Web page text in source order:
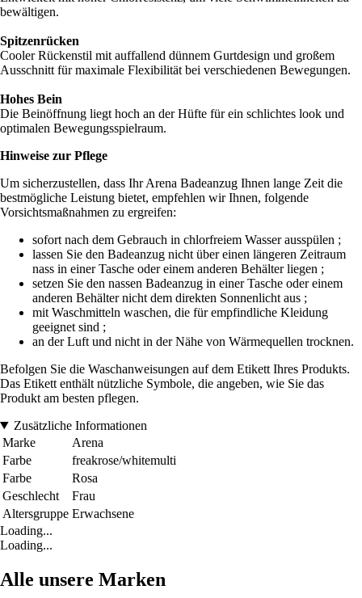
bewältigen.
Spitzenrücken
Cooler Rückenstil mit auffallend dünnem Gurtdesign und großem
Ausschnitt für maximale Flexibilität bei verschiedenen Bewegungen.
Hohes Bein
Die Beinöffnung liegt hoch an der Hüfte für ein schlichtes look und
optimalen Bewegungsspielraum.
Hinweise zur Pflege
Um sicherzustellen, dass Ihr Arena Badeanzug Ihnen lange Zeit die
bestmögliche Leistung bietet, empfehlen wir Ihnen, folgende
Vorsichtsmaßnahmen zu ergreifen:
sofort nach dem Gebrauch in chlorfreiem Wasser ausspülen ;
lassen Sie den Badeanzug nicht über einen längeren Zeitraum
nass in einer Tasche oder einem anderen Behälter liegen ;
setzen Sie den nassen Badeanzug in einer Tasche oder einem
anderen Behälter nicht dem direkten Sonnenlicht aus ;
mit Waschmitteln waschen, die für empfindliche Kleidung
geeignet sind ;
an der Luft und nicht in der Nähe von Wärmequellen trocknen.
Befolgen Sie die Waschanweisungen auf dem Etikett Ihres Produkts.
Das Etikett enthält nützliche Symbole, die angeben, wie Sie das
Produkt am besten pflegen.
Zusätzliche Informationen
Marke
Arena
Farbe
freakrose/whitemulti
Farbe
Rosa
Geschlecht
Frau
Altersgruppe Erwachsene
Loading...
Loading...
Alle unsere Marken